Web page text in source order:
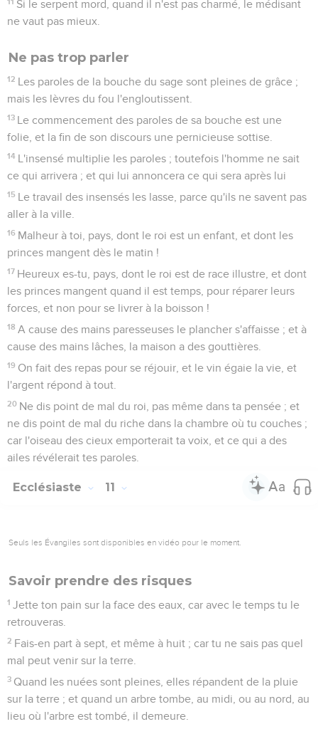
Si le serpent mord, quand il n'est pas charmé, le médisant
ne vaut pas mieux.
Ne pas trop parler
12 Les paroles de la bouche du sage sont pleines de grâce ;
mais les lèvres du fou l'engloutissent.
13 Le commencement des paroles de sa bouche est une
folie, et la fin de son discours une pernicieuse sottise.
14 L'insensé multiplie les paroles ; toutefois l'homme ne sait
ce qui arrivera ; et qui lui annoncera ce qui sera après lui
15 Le travail des insensés les lasse, parce qu'ils ne savent pas
aller à la ville.
16 Malheur à toi, pays, dont le roi est un enfant, et dont les
princes mangent dès le matin !
17 Heureux es-tu, pays, dont le roi est de race illustre, et dont
les princes mangent quand il est temps, pour réparer leurs
forces, et non pour se livrer à la boisson !
18 A cause des mains paresseuses le plancher s'affaisse ; et à
cause des mains lâches, la maison a des gouttières.
19 On fait des repas pour se réjouir, et le vin égaie la vie, et
l'argent répond à tout.
20 Ne dis point de mal du roi, pas même dans ta pensée ; et
ne dis point de mal du riche dans la chambre où tu couches ;
car l'oiseau des cieux emporterait ta voix, et ce qui a des
ailes révélerait tes paroles.
Ecclésiaste 11
Seuls les Évangiles sont disponibles en vidéo pour le moment.
Savoir prendre des risques
1 Jette ton pain sur la face des eaux, car avec le temps tu le
retrouveras.
2 Fais-en part à sept, et même à huit ; car tu ne sais pas quel
mal peut venir sur la terre.
3 Quand les nuées sont pleines, elles répandent de la pluie
sur la terre ; et quand un arbre tombe, au midi, ou au nord, au
lieu où l'arbre est tombé, il demeure.